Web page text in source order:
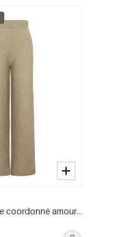
L&#39;ensemble coordonné amoureux